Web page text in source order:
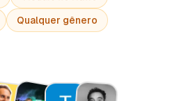
Qualquer gênero